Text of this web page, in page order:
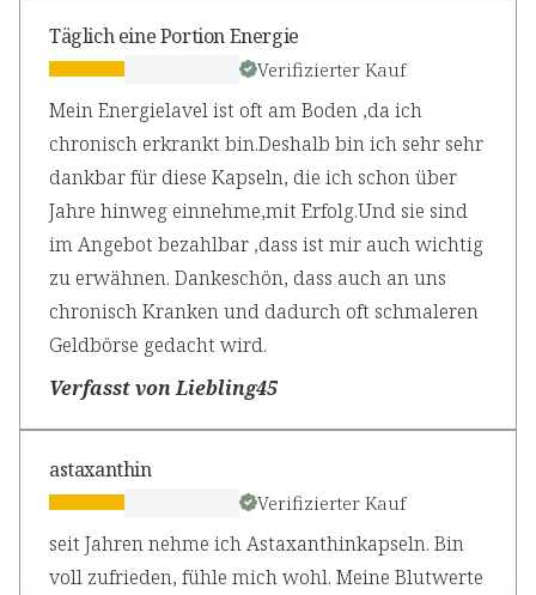
Täglich eine Portion Energie
Verifizierter Kauf
Mein Energielavel ist oft am Boden ,da ich
chronisch erkrankt bin.Deshalb bin ich sehr sehr
dankbar für diese Kapseln, die ich schon über
Jahre hinweg einnehme,mit Erfolg.Und sie sind
im Angebot bezahlbar ,dass ist mir auch wichtig
zu erwähnen. Dankeschön, dass auch an uns
chronisch Kranken und dadurch oft schmaleren
Geldbörse gedacht wird.
Verfasst von Liebling45
astaxanthin
Verifizierter Kauf
seit Jahren nehme ich Astaxanthinkapseln. Bin
voll zufrieden, fühle mich wohl. Meine Blutwerte